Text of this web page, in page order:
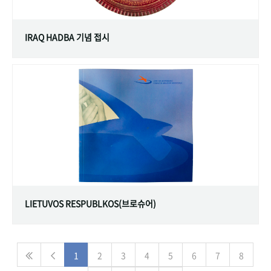
IRAQ HADBA 기념 접시
LIETUVOS RESPUBLKOS(브로슈어)
1 2 3 4 5 6 7 8